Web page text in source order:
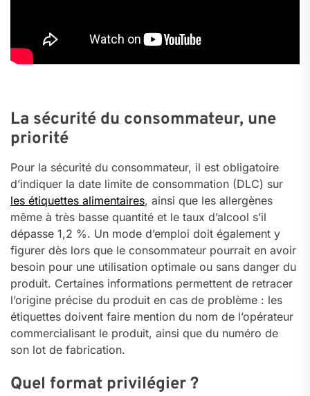
La sécurité du consommateur, une
priorité
Pour la sécurité du consommateur, il est obligatoire
d’indiquer la date limite de consommation (DLC) sur
les étiquettes alimentaires, ainsi que les allergènes
même à très basse quantité et le taux d’alcool s’il
dépasse 1,2 %. Un mode d’emploi doit également y
figurer dès lors que le consommateur pourrait en avoir
besoin pour une utilisation optimale ou sans danger du
produit. Certaines informations permettent de retracer
l’origine précise du produit en cas de problème : les
étiquettes doivent faire mention du nom de l’opérateur
commercialisant le produit, ainsi que du numéro de
son lot de fabrication.
Quel format privilégier ?